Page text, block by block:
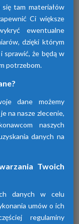
jego
normy i
tam materiałów
Ci większe
ewentualne
dzięki którym
sprawić, że będą w
potrzebom.
dane możemy
na nasze zlecenie,
naszych
danych na
Twoich
danych w celu
umów o ich
regulaminy